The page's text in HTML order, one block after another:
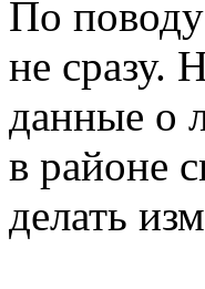
По
не сразу.
данные о
в районе
делать